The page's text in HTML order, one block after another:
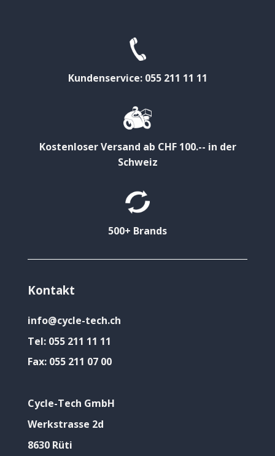
Kundenservice: 055 211 11 11
Kostenloser Versand ab CHF 100.-- in der
Schweiz
500+ Brands
Kontakt
info@cycle-tech.ch
Tel: 055 211 11 11
Fax: 055 211 07 00
Cycle-Tech GmbH
Werkstrasse 2d
8630 Rüti